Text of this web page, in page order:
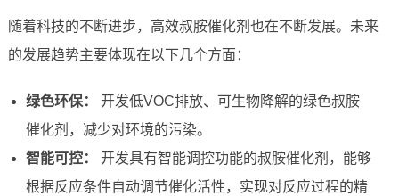
随着科技的不断进步，高效叔胺催化剂也在不断发展。未来
的发展趋势主要体现在以下几个方面：
绿色环保：
开发低VOC排放、可生物降解的绿色叔胺
催化剂，减少对环境的污染。
智能可控：
开发具有智能调控功能的叔胺催化剂，能够
根据反应条件自动调节催化活性，实现对反应过程的精